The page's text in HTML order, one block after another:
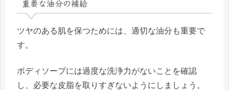
重要な油分の補給
ツヤのある肌を保つためには、適切な油分も重要で
す。
ボディソープには過度な洗浄力がないことを確認
し、必要な皮脂を取りすぎないようにしましょう。